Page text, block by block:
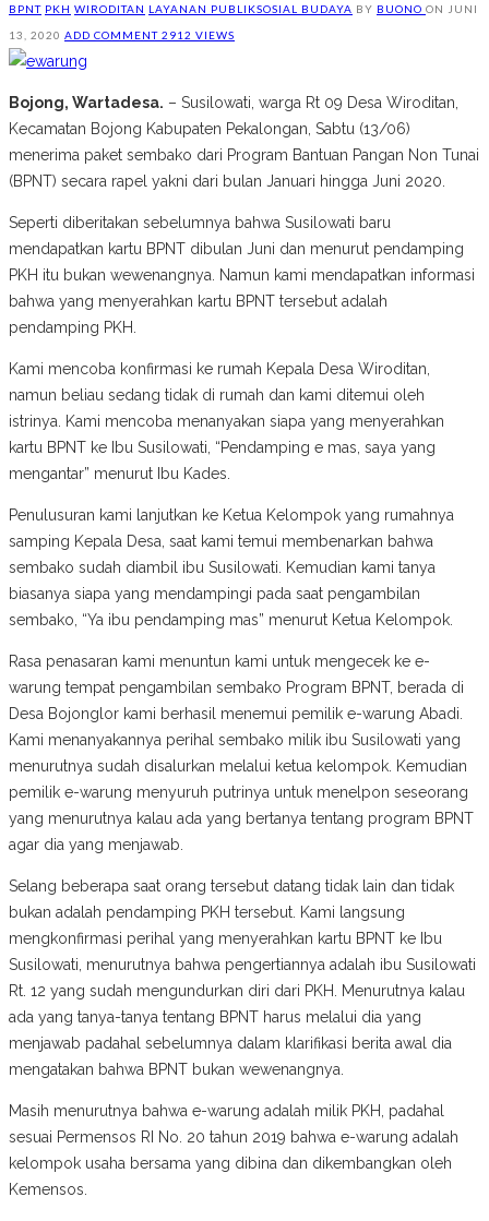
BPNT PKH WIRODITAN LAYANAN PUBLIKSOSIAL BUDAYA BY BUONO ON
JUNI
13, 2020 ADD COMMENT 2912 VIEWS
Bojong, Wartadesa. – Susilowati, warga Rt 09 Desa Wiroditan,
Kecamatan Bojong Kabupaten Pekalongan, Sabtu (13/06)
menerima paket sembako dari Program Bantuan Pangan Non Tunai
(BPNT) secara rapel yakni dari bulan Januari hingga Juni 2020.
Seperti diberitakan sebelumnya bahwa Susilowati baru
mendapatkan kartu BPNT dibulan Juni dan menurut pendamping
PKH itu bukan wewenangnya. Namun kami mendapatkan informasi
bahwa yang menyerahkan kartu BPNT tersebut adalah
pendamping PKH.
Kami mencoba konfirmasi ke rumah Kepala Desa Wiroditan,
namun beliau sedang tidak di rumah dan kami ditemui oleh
istrinya. Kami mencoba menanyakan siapa yang menyerahkan
kartu BPNT ke Ibu Susilowati, “Pendamping e mas, saya yang
mengantar” menurut Ibu Kades.
Penulusuran kami lanjutkan ke Ketua Kelompok yang rumahnya
samping Kepala Desa, saat kami temui membenarkan bahwa
sembako sudah diambil ibu Susilowati. Kemudian kami tanya
biasanya siapa yang mendampingi pada saat pengambilan
sembako, “Ya ibu pendamping mas” menurut Ketua Kelompok.
Rasa penasaran kami menuntun kami untuk mengecek ke e-
warung tempat pengambilan sembako Program BPNT, berada di
Desa Bojonglor kami berhasil menemui pemilik e-warung Abadi.
Kami menanyakannya perihal sembako milik ibu Susilowati yang
menurutnya sudah disalurkan melalui ketua kelompok. Kemudian
pemilik e-warung menyuruh putrinya untuk menelpon seseorang
yang menurutnya kalau ada yang bertanya tentang program BPNT
agar dia yang menjawab.
Selang beberapa saat orang tersebut datang tidak lain dan tidak
bukan adalah pendamping PKH tersebut. Kami langsung
mengkonfirmasi perihal yang menyerahkan kartu BPNT ke Ibu
Susilowati, menurutnya bahwa pengertiannya adalah ibu Susilowati
Rt. 12 yang sudah mengundurkan diri dari PKH. Menurutnya kalau
ada yang tanya-tanya tentang BPNT harus melalui dia yang
menjawab padahal sebelumnya dalam klarifikasi berita awal dia
mengatakan bahwa BPNT bukan wewenangnya.
Masih menurutnya bahwa e-warung adalah milik PKH, padahal
sesuai Permensos RI No. 20 tahun 2019 bahwa e-warung adalah
kelompok usaha bersama yang dibina dan dikembangkan oleh
Kemensos.